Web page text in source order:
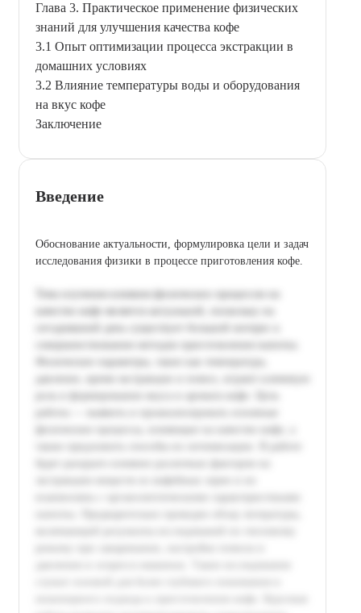
Глава 3. Практическое применение физических
знаний для улучшения качества кофе
3.1 Опыт оптимизации процесса экстракции в
домашних условиях
3.2 Влияние температуры воды и оборудования
на вкус кофе
Заключение
Введение
Обоснование актуальности, формулировка цели и задач
исследования физики в процессе приготовления кофе.